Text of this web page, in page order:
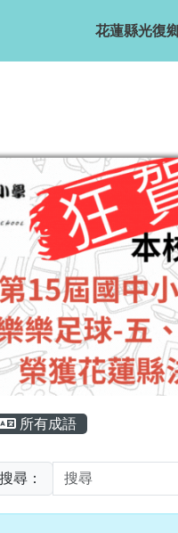
全球資
花蓮縣光復
內容區域
所有成語
搜尋：